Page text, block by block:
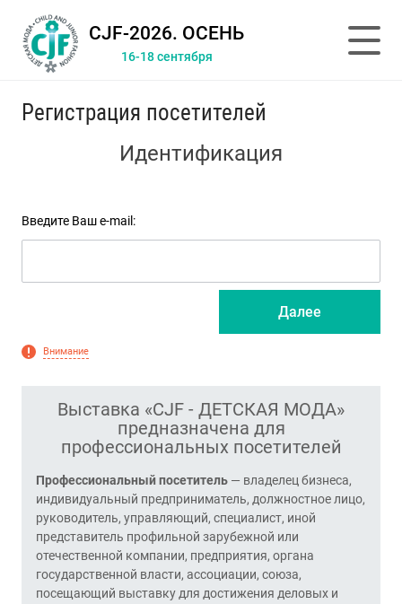
CJF-2026. ОСЕНЬ
16-18 сентября
Регистрация посетителей
Идентификация
Введите Ваш e-mail:
Далее
Внимание
Выставка «CJF - ДЕТСКАЯ МОДА»
предназначена для
профессиональных посетителей
Профессиональный посетитель — владелец бизнеса,
индивидуальный предприниматель, должностное лицо,
руководитель, управляющий, специалист, иной
представитель профильной зарубежной или
отечественной компании, предприятия, органа
государственной власти, ассоциации, союза,
посещающий выставку для достижения деловых и